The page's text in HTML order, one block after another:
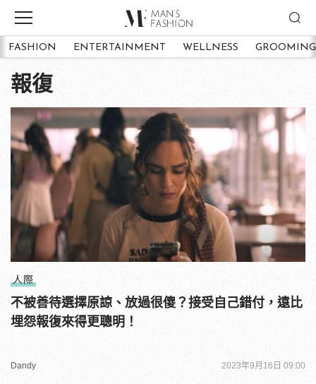
FASHION ENTERTAINMENT WELLNESS GROOMING
報復
人際
不被善待選擇原諒、放過很傻？接受自己錯付，遠比
埋怨報復來得更聰明！
Dandy 2023年9月16日 09:00